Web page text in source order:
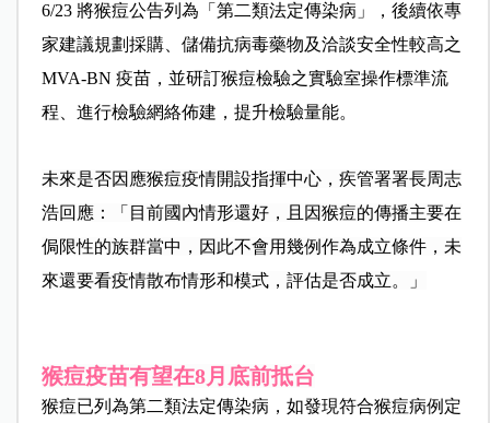
6/23 將猴痘公告列為「第二類法定傳染病」，後續依專
家建議規劃採購、儲備抗病毒藥物及洽談安全性較高之
MVA-BN 疫苗，並研訂猴痘檢驗之實驗室操作標準流
程、進行檢驗網絡佈建，提升檢驗量能。
未來是否因應猴痘疫情開設指揮中心，疾管署署長周志
浩回應：「目前國內情形還好，且因猴痘的傳播主要在
侷限性的族群當中，因此不會用幾例作為成立條件，未
來還要看疫情散布情形和模式，評估是否成立。」
猴痘疫苗有望在8月底前抵台
猴痘已列為第二類法定傳染病，如發現符合猴痘病例定